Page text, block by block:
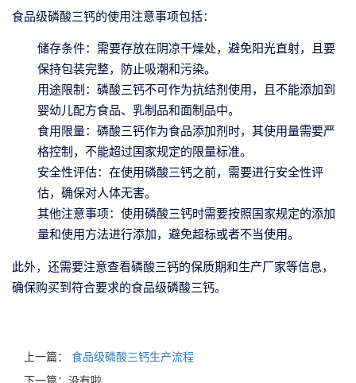
食品级磷酸三钙的使用注意事项包括：
储存条件：需要存放在阴凉干燥处，避免阳光直射，且要
保持包装完整，防止吸潮和污染。
用途限制：磷酸三钙不可作为抗结剂使用，且不能添加到
婴幼儿配方食品、乳制品和面制品中。
食用限量：磷酸三钙作为食品添加剂时，其使用量需要严
格控制，不能超过国家规定的限量标准。
安全性评估：在使用磷酸三钙之前，需要进行安全性评
估，确保对人体无害。
其他注意事项：使用磷酸三钙时需要按照国家规定的添加
量和使用方法进行添加，避免超标或者不当使用。
此外，还需要注意查看磷酸三钙的保质期和生产厂家等信息，
确保购买到符合要求的食品级磷酸三钙。
上一篇： 食品级磷酸三钙生产流程